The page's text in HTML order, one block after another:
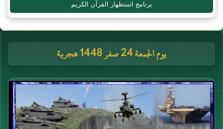
برنامج استظهار القرآن الكريم
يوم الجمعة 24 صفر 1448 هجرية